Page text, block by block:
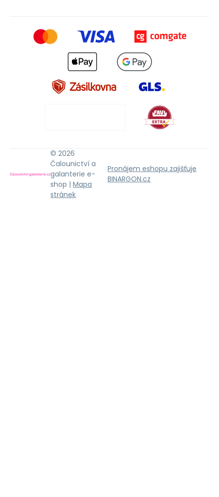
© 2026
Čalounictví a
galanterie e-
shop |Mapa
stránek
Pronájem eshopu zajišťuje
BINARGON.cz